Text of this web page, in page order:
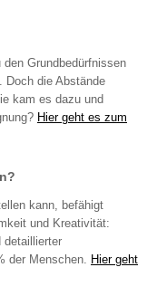
Grundbedürfnissen
Doch die Abstände
kam es dazu und
Hier geht es zum
kann, befähigt
und Kreativität:
detaillierter
der Menschen. Hier geht